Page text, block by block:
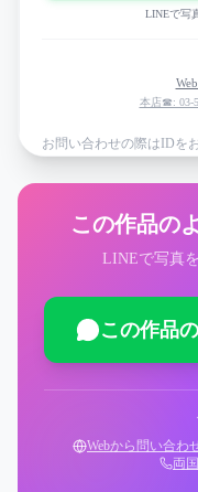
LINEで写
本店☎: 03-
お問い合わせの際はIDを
この作品の
LINEで写真
この作品
Webから問い合わ
両